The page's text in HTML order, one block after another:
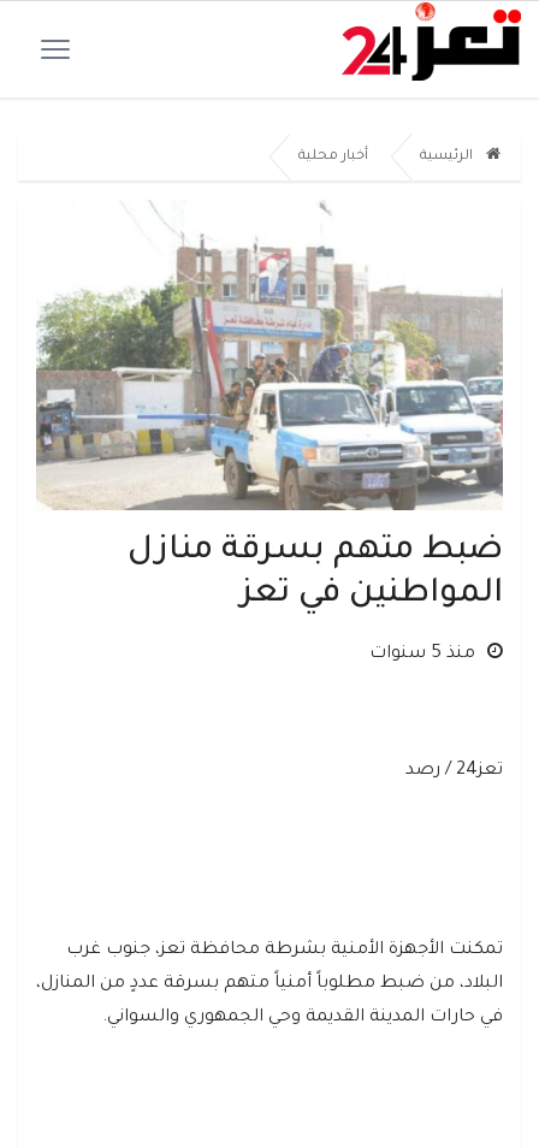
الرئيسية أخبار محلية
ضبط متهم بسرقة منازل
المواطنين في تعز
منذ 5 سنوات
تعز24 / رصد
تمكنت الأجهزة الأمنية بشرطة محافظة تعز، جنوب غرب
البلاد، من ضبط مطلوباً أمنياً متهم بسرقة عددٍ من المنازل،
في حارات المدينة القديمة وحي الجمهوري والسواني.